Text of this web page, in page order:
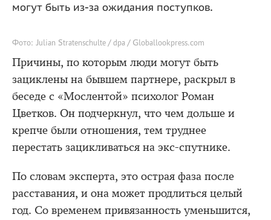
могут быть из-за ожидания поступков.
Фото: Julian Stratenschulte / dpa / Globallookpress.com
Причины, по которым люди могут быть
зациклены на бывшем партнере, раскрыл в
беседе с «Мослентой» психолог Роман
Цветков. Он подчеркнул, что чем дольше и
крепче были отношения, тем труднее
перестать зацикливаться на экс-спутнике.
По словам эксперта, это острая фаза после
расставания, и она может продлиться целый
год. Со временем привязанность уменьшится,